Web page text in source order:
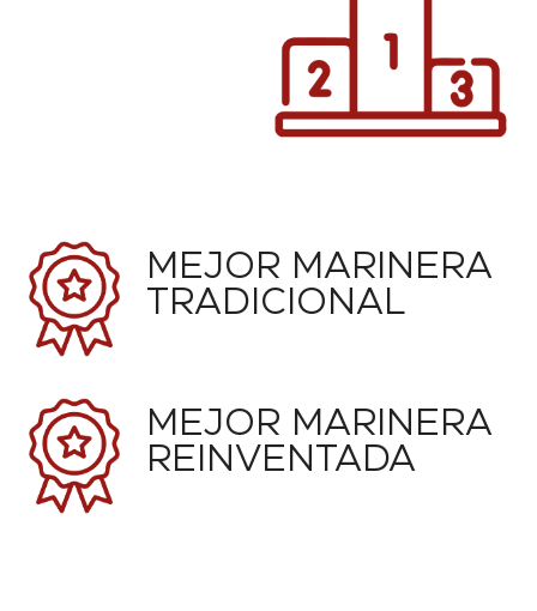
MEJOR MARINERA
TRADICIONAL
MEJOR MARINERA
REINVENTADA